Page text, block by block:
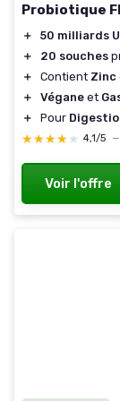
Probiotique
＋ 50 milliards
＋
20 souches
＋
Contient Zinc
＋
Végane et
＋
Pour
★★★★★
★★★★★ 4,1/5 —
Voir l'offre